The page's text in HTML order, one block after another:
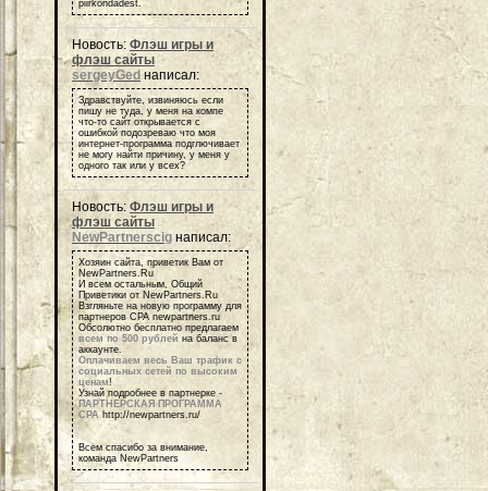
piirkondadest.
Новость: Флэш игры и
флэш сайты
sergeyGed написал:
Здравствуйте, извиняюсь если
пишу не туда, у меня на компе
что-то сайт открывается с
ошибкой подозреваю что моя
интернет-программа подглючивает
не могу найти причину, у меня у
одного так или у всех?
Новость: Флэш игры и
флэш сайты
NewPartnerscig написал:
Хозяин сайта, приветик Вам от
NewPartners.Ru
И всем остальным, Общий
Приветики от NewPartners.Ru
Взгляньте на новую программу для
партнеров СРА newpartners.ru
Обсолютно бесплатно предлагаем
всем по 500 рублей на баланс в
аккаунте.
Оплачиваем весь Ваш трафик с
социальных сетей по высоким
ценам!
Узнай подробнее в партнерке -
ПАРТНЕРСКАЯ ПРОГРАММА
СРАhttp://newpartners.ru/
Всем спасибо за внимание,
команда NewPartners